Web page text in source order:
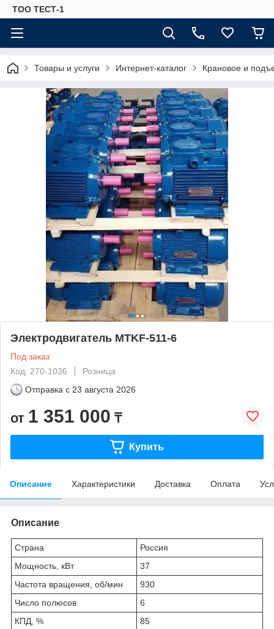
ТОО ТЕСТ-1
Товары и услуги Интернет-каталог Крановое и
Электродвигатель MTKF-511-6
Под заказ
Код: 270-1036
Розница
Отправка с 23 августа 2026
от 1 351 000 ₸
Купить
Описание Характеристики Доставка Оплата
Описание
Страна
Россия
Мощность, кВт
37
Частота вращения, об/мин
930
Число полюсов
6
КПД, %
85